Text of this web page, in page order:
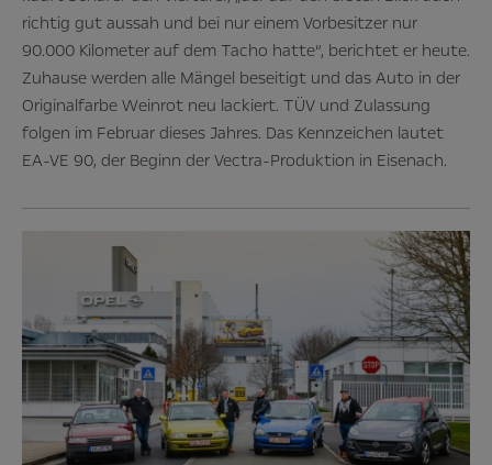
richtig gut aussah und bei nur einem Vorbesitzer nur
90.000 Kilometer auf dem Tacho hatte“, berichtet er heute.
Zuhause werden alle Mängel beseitigt und das Auto in der
Originalfarbe Weinrot neu lackiert. TÜV und Zulassung
folgen im Februar dieses Jahres. Das Kennzeichen lautet
EA-VE 90, der Beginn der Vectra-Produktion in Eisenach.